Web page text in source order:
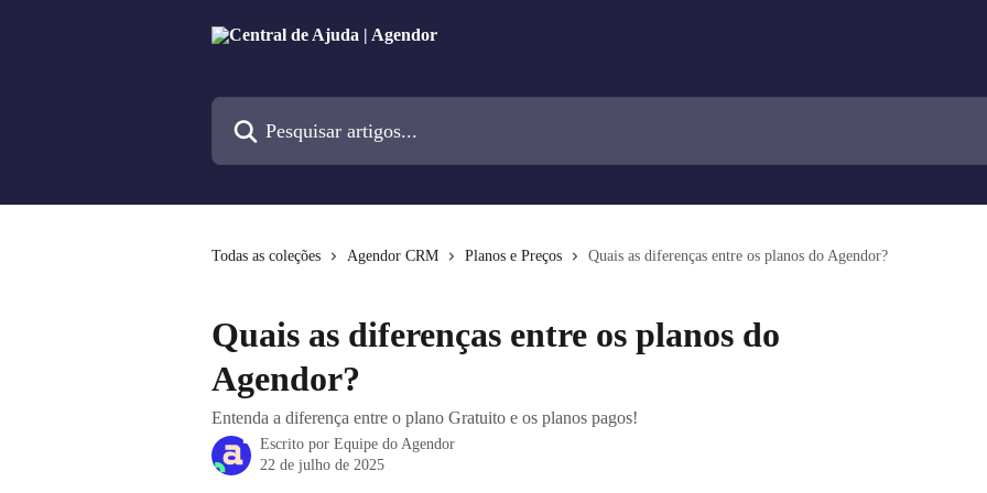
Todas as coleções Agendor CRM Planos e Preços Quais as diferenças entre os planos do Agendor?
Quais as diferenças entre os planos do
Agendor?
Entenda a diferença entre o plano Gratuito e os planos pagos!
Escrito por Equipe do Agendor
22 de julho de 2025